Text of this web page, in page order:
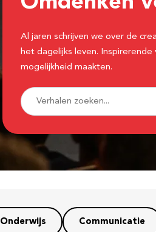
Al jaren schrijven we over de
het dagelijks leven.
mogelijkheid maakten.
Onderwijs Communicatie